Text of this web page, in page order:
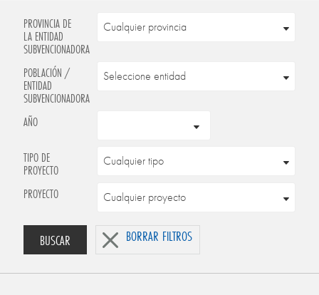
PROVINCIA DE
LA ENTIDAD
SUBVENCIONADORA
POBLACIÓN /
ENTIDAD
SUBVENCIONADORA
AÑO
TIPO DE
PROYECTO
PROYECTO
BUSCAR BORRAR FILTROS